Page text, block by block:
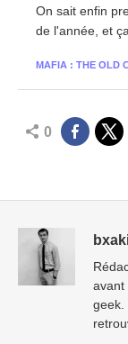
On sait enfin
de l'année, et
MAFIA : THE OLD
0
avant
geek.